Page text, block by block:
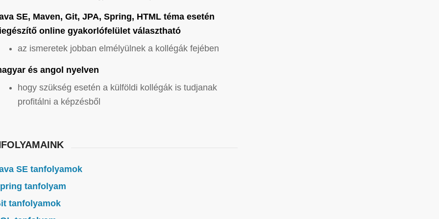
SE, Maven, Git, JPA, Spring, HTML téma esetén
online gyakorlófelület választható
az ismeretek jobban elmélyülnek a kollégák fejében
és angol nyelven
hogy szükség esetén a külföldi kollégák is tudjanak
profitálni a képzésből
SE tanfolyamok
tanfolyam
tanfolyamok